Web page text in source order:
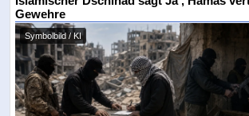
Gewehre
Symbolbild / KI